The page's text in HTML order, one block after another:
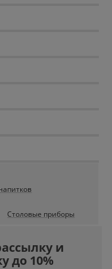
Столовые приборы
и
до 10%